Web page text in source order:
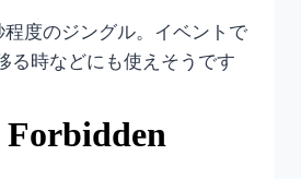
度のジングル。イベントで
る時などにも使えそうです